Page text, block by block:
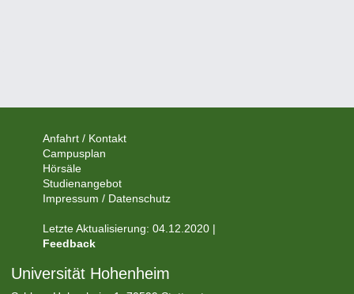
Anfahrt / Kontakt
Campusplan
Hörsäle
Studienangebot
Impressum / Datenschutz
Letzte Aktualisierung: 04.12.2020 |
Feedback
Universität Hohenheim